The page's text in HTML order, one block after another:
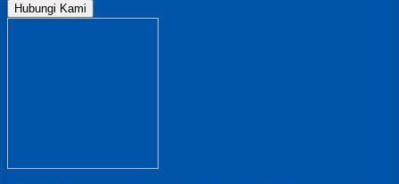
Hubungi Kami